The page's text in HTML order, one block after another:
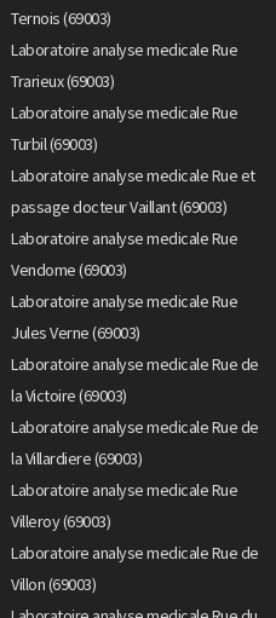
Ternois (69003)
Laboratoire analyse medicale Rue
Trarieux (69003)
Laboratoire analyse medicale Rue
Turbil (69003)
Laboratoire analyse medicale Rue et
passage docteur Vaillant (69003)
Laboratoire analyse medicale Rue
Vendome (69003)
Laboratoire analyse medicale Rue
Jules Verne (69003)
Laboratoire analyse medicale Rue de
la Victoire (69003)
Laboratoire analyse medicale Rue de
la Villardiere (69003)
Laboratoire analyse medicale Rue
Villeroy (69003)
Laboratoire analyse medicale Rue de
Villon (69003)